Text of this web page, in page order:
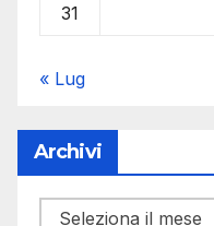
31
« Lug
Archivi
Archivi